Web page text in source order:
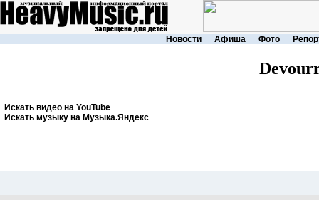
Новости Афиша Фото
Искать видео на YouTube
Искать музыку на Музыка.Яндекс